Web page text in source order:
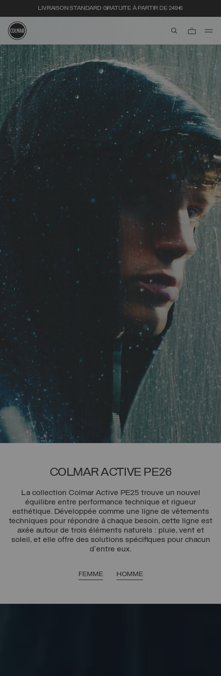
LIVRAISON STANDARD GRATUITE À PARTIR DE 249€
Passer au contenu principal
Passer au contenu en pied de page
COLMAR ACTIVE PE26
La collection Colmar Active PE25 trouve un nouvel
équilibre entre performance technique et rigueur
esthétique. Développée comme une ligne de vêtements
techniques pour répondre à chaque besoin, cette ligne est
axée autour de trois éléments naturels : pluie, vent et
soleil, et elle offre des solutions spécifiques pour chacun
d'entre eux.
FEMME HOMME